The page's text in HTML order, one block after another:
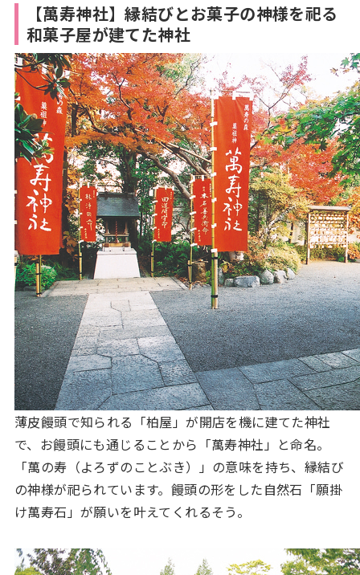
【萬寿神社】縁結びとお菓子の神様を祀る
和菓子屋が建てた神社
薄皮饅頭で知られる「柏屋」が開店を機に建てた神社
で、お饅頭にも通じることから「萬寿神社」と命名。
「萬の寿（よろずのことぶき）」の意味を持ち、縁結び
の神様が祀られています。饅頭の形をした自然石「願掛
け萬寿石」が願いを叶えてくれるそう。